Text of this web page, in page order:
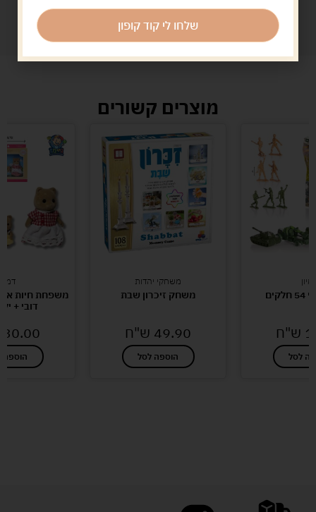
מוצרים קשורים
ש"ח
לסל
משחקי יהדות
משחק זיכרון שבת
49.90 ש"ח
הוספה לסל
משפחת חיות
דובי +
30.00
הוספה
שלחו לי קוד קופון